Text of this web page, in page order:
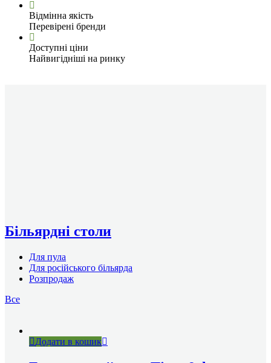
Відмінна якість
Перевірені бренди
Доступні ціни
Найвигідніші на ринку
Більярдні столи
Для пула
Для російського більярда
Розпродаж
Все
Додати в кошик